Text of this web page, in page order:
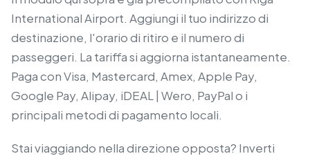
International Airport. Aggiungi il tuo indirizzo di
destinazione, l'orario di ritiro e il numero di
passeggeri. La tariffa si aggiorna istantaneamente.
Paga con Visa, Mastercard, Amex, Apple Pay,
Google Pay, Alipay, iDEAL | Wero, PayPal o i
principali metodi di pagamento locali.
Stai viaggiando nella direzione opposta? Inverti